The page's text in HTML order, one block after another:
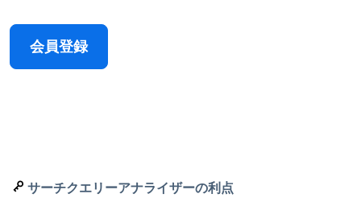
会員登録
サーチクエリーアナライザーの利点